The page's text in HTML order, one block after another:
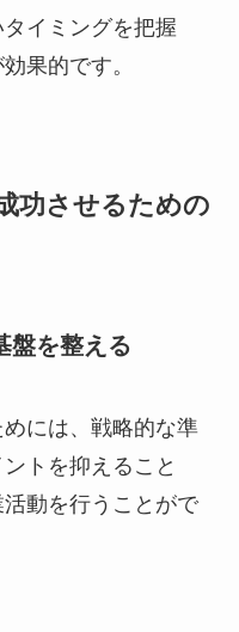
イミングを把握
果的です。
功させるための
盤を整える
には、戦略的な準
トを抑えること
動を行うことがで